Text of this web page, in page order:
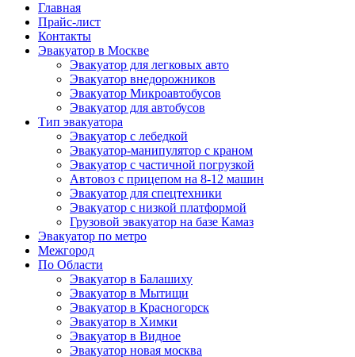
Главная
Прайс-лист
Контакты
Эвакуатор в Москве
Эвакуатор для легковых авто
Эвакуатор внедорожников
Эвакуатор Микроавтобусов
Эвакуатор для автобусов
Тип эвакуатора
Эвакуатор с лебедкой
Эвакуатор-манипулятор с краном
Эвакуатор с частичной погрузкой
Автовоз с прицепом на 8-12 машин
Эвакуатор для спецтехники
Эвакуатор с низкой платформой
Грузовой эвакуатор на базе Камаз
Эвакуатор по метро
Межгород
По Области
Эвакуатор в Балашиху
Эвакуатор в Мытищи
Эвакуатор в Красногорск
Эвакуатор в Химки
Эвакуатор в Видное
Эвакуатор новая москва